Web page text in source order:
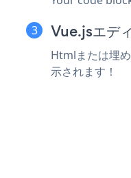
Vue.jsエデ
Htmlまたは埋
示されます！